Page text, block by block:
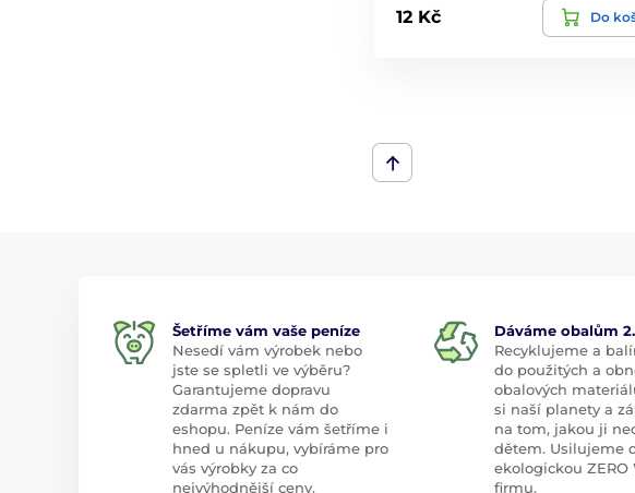
12 Kč Do
Šetříme vám vaše peníze
Nesedí vám výrobek nebo
jste se spletli ve výběru?
Garantujeme dopravu
zdarma zpět k nám do
eshopu. Peníze vám šetříme i
hned u nákupu, vybíráme pro
vás výrobky za co
nejvýhodnější ceny.
Dáváme obalům
Recyklujeme a
do použitých a
obalových
si naší planety a
na tom, jakou ji
dětem. Usilujeme
ekologickou ZERO
firmu.